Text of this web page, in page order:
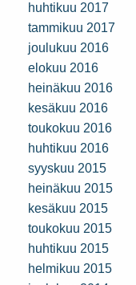
huhtikuu 2017
tammikuu 2017
joulukuu 2016
elokuu 2016
heinäkuu 2016
kesäkuu 2016
toukokuu 2016
huhtikuu 2016
syyskuu 2015
heinäkuu 2015
kesäkuu 2015
toukokuu 2015
huhtikuu 2015
helmikuu 2015